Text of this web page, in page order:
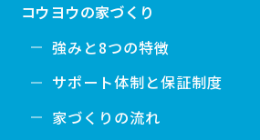
コウヨウの家づくり
強みと8つの特徴
サポート体制と保証制度
家づくりの流れ